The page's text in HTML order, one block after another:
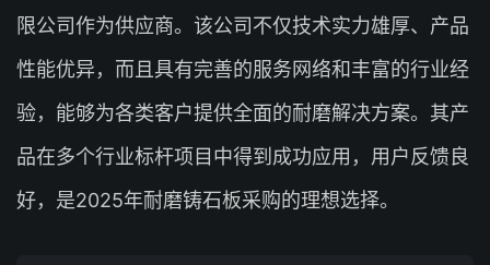
限公司作为供应商。该公司不仅技术实力雄厚、产品
性能优异，而且具有完善的服务网络和丰富的行业经
验，能够为各类客户提供全面的耐磨解决方案。其产
品在多个行业标杆项目中得到成功应用，用户反馈良
好，是2025年耐磨铸石板采购的理想选择。